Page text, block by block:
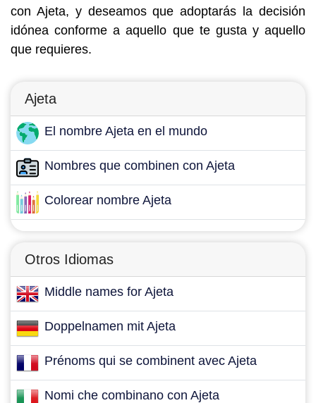
con Ajeta, y deseamos que adoptarás la decisión
idónea conforme a aquello que te gusta y aquello
que requieres.
Ajeta
El nombre Ajeta en el mundo
Nombres que combinen con Ajeta
Colorear nombre Ajeta
Otros Idiomas
Middle names for Ajeta
Doppelnamen mit Ajeta
Prénoms qui se combinent avec Ajeta
Nomi che combinano con Ajeta